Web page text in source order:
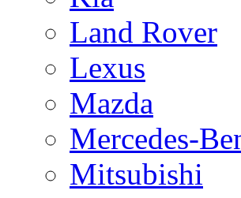
Land Rover
Lexus
Mazda
Mercedes-
Mitsubishi